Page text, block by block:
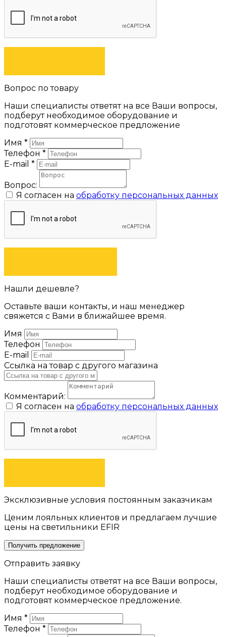
Вопрос по товару
Наши специалисты ответят на все Ваши вопросы,
подберут необходимое оборудование и
подготовят коммерческое предложение
Имя *
Телефон *
E-mail *
Вопрос:
Я согласен на обработку персональных данных
Нашли дешевле?
Оставьте ваши контакты, и наш менеджер
свяжется с Вами в ближайшее время.
Имя
Телефон
E-mail
Ссылка на товар с другого магазина
Комментарий:
Я согласен на обработку персональных данных
Эксклюзивные условия постоянным заказчикам
Ценим лояльных клиентов и предлагаем лучшие
цены на светильники EFIR
Получить предложение
Отправить заявку
Наши специалисты ответят на все Ваши вопросы,
подберут необходимое оборудование и
подготовят коммерческое предложение.
Имя *
Телефон *